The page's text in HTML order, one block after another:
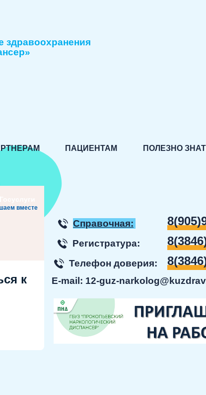
здравоохранения
ПАЦИЕНТАМ ПОЛЕЗНО
вместе
к
Справочная:
Регистратура:
Телефон доверия:
E-mail: 12-guz-